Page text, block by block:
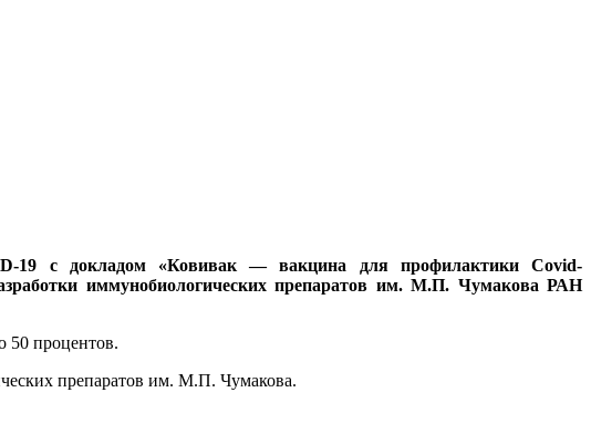
19 с докладом «Ковивак — вакцина для профилактики Covid-
иммунобиологических препаратов им. М.П. Чумакова РАН
50 процентов.
препаратов им. М.П. Чумакова.